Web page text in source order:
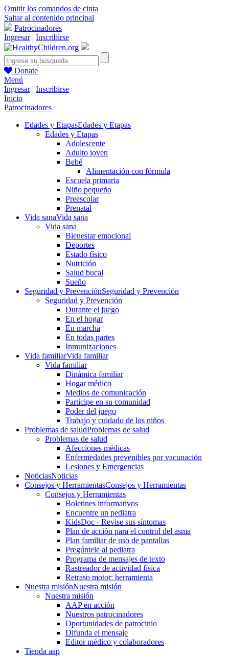
Omitir los comandos de cinta
Saltar al contenido principal
Patrocinadores
Ingresar| Inscribirse
Donate
Menú
Ingresar| Inscribirse
Inicio
Patrocinadores
Edades y EtapasEdades y Etapas
Edades y Etapas
Adolescente
Adulto joven
Bebé
Alimentación con fórmula
Escuela primaria
Niño pequeño
Preescolar
Prenatal
Vida sanaVida sana
Vida sana
Bienestar emocional
Deportes
Estado físico
Nutrición
Salud bucal
Sueño
Seguridad y PrevenciónSeguridad y Prevención
Seguridad y Prevención
Durante el juego
En el hogar
En marcha
En todas partes
Inmunizaciones
Vida familiarVida familiar
Vida familiar
Dinámica familiar
Hogar médico
Medios de comunicación
Participe en su comunidad
Poder del juego
Trabajo y cuidado de los niños
Problemas de saludProblemas de salud
Problemas de salud
Afecciones médicas
Enfermedades prevenibles por vacunación
Lesiones y Emergencias
NoticiasNoticias
Consejos y HerramientasConsejos y Herramientas
Consejos y Herramientas
Boletines informativos
Encuentre un pediatra
KidsDoc - Revise sus síntomas
Plan de acción para el control del asma
Plan familiar de uso de pantallas
Pregúntele al pediatra
Programa de mensajes de texto
Rastre​​ador de activida​d física
Retraso motor: herramienta
Nuestra misiónNuestra misión
Nuestra misión
AAP en acción
Nuestros patrocinadores
Oportunidades de patrocinio
Difunda el mensaje
Editor médico y colaboradores
Tienda aap